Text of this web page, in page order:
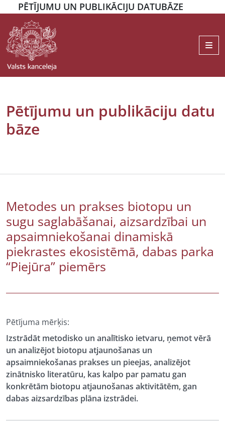
PĒTĪJUMU UN PUBLIKĀCIJU DATUBĀZE
Pētījumu un publikāciju datu
bāze
Metodes un prakses biotopu un
sugu saglabāšanai, aizsardzībai un
apsaimniekošanai dinamiskā
piekrastes ekosistēmā, dabas parka
“Piejūra” piemērs
Pētījuma mērķis:
Izstrādāt metodisko un analītisko ietvaru, ņemot vērā
un analizējot biotopu atjaunošanas un
apsaimniekošanas prakses un pieejas, analizējot
zinātnisko literatūru, kas kalpo par pamatu gan
konkrētām biotopu atjaunošanas aktivitātēm, gan
dabas aizsardzības plāna izstrādei.